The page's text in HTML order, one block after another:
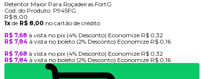
Retentor Maior Para Roçadeiras FortG
Cod. do Produto: P945FG
R$ 8,00
1xde R$ 8,00 no cartão de crédito
R$ 7,68 à vista no pix (4% Desconto) Economize R$ 0,32
R$ 7,84 à vista no boleto (2% Desconto) Economize R$ 0,16
R$ 7,68 à vista no pix (4% Desconto) Economize R$ 0,32
R$ 7,84 à vista no boleto (2% Desconto) Economize R$ 0,16